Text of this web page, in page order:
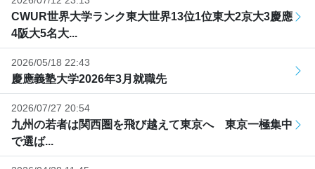
CWUR世界大学ランク東大世界13位1位東大2京大3慶應
4阪大5名大...
2026/05/18 22:43
慶應義塾大学2026年3月就職先
2026/07/27 20:54
九州の若者は関西圏を飛び越えて東京へ 東京一極集中
で選ば...